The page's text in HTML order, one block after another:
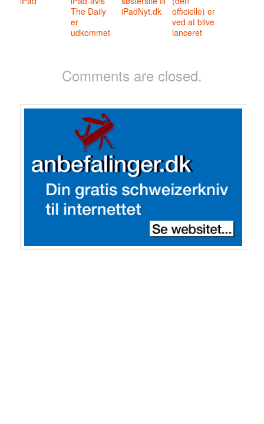
The Daily
er
udkommet
iPadNyt.dk
officielle) er
ved at blive
lanceret
Comments are closed.